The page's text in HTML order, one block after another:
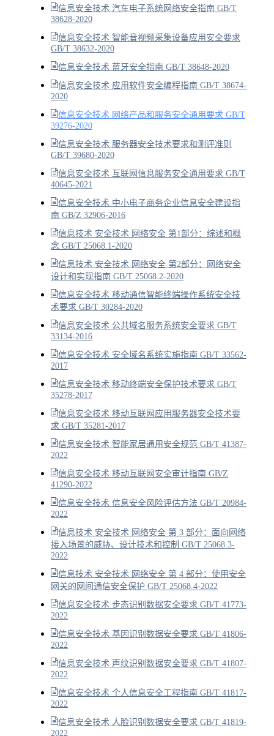
信息安全技术 汽车电子系统网络安全指南 GB/T
38628-2020
信息安全技术 智能音视频采集设备应用安全要求
GB/T 38632-2020
信息安全技术 蓝牙安全指南 GB/T 38648-2020
信息安全技术 应用软件安全编程指南 GB/T 38674-
2020
信息安全技术 网络产品和服务安全通用要求 GB/T
39276-2020
信息安全技术 服务器安全技术要求和测评准则
GB/T 39680-2020
信息安全技术 互联网信息服务安全通用要求 GB/T
40645-2021
信息安全技术 中小电子商务企业信息安全建设指
南 GB/Z 32906-2016
信息技术 安全技术 网络安全 第1部分：综述和概
念 GB/T 25068.1-2020
信息技术 安全技术 网络安全 第2部分：网络安全
设计和实现指南 GB/T 25068.2-2020
信息安全技术 移动通信智能终端操作系统安全技
术要求 GB/T 30284-2020
信息安全技术 公共域名服务系统安全要求 GB/T
33134-2016
信息安全技术 安全域名系统实施指南 GB/T 33562-
2017
信息安全技术 移动终端安全保护技术要求 GB/T
35278-2017
信息安全技术 移动互联网应用服务器安全技术要
求 GB/T 35281-2017
信息安全技术 智能家居通用安全规范 GB/T 41387-
2022
信息安全技术 移动互联网安全审计指南 GB/Z
41290-2022
信息安全技术 信息安全风险评估方法 GB/T 20984-
2022
信息技术 安全技术 网络安全 第 3 部分：面向网络
接入场景的威胁、设计技术和控制 GB/T 25068.3-
2022
信息技术 安全技术 网络安全 第 4 部分：使用安全
网关的网间通信安全保护 GB/T 25068.4-2022
信息安全技术 步态识别数据安全要求 GB/T 41773-
2022
信息安全技术 基因识别数据安全要求 GB/T 41806-
2022
信息安全技术 声纹识别数据安全要求 GB/T 41807-
2022
信息安全技术 个人信息安全工程指南 GB/T 41817-
2022
信息安全技术 人脸识别数据安全要求 GB/T 41819-
2022